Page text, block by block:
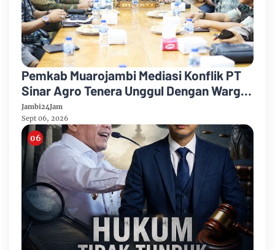
Pemkab Muarojambi Mediasi Konflik PT
Sinar Agro Tenera Unggul Dengan Warga
Sipin Teluk Duren
Jambi24Jam
Sept 06, 2026